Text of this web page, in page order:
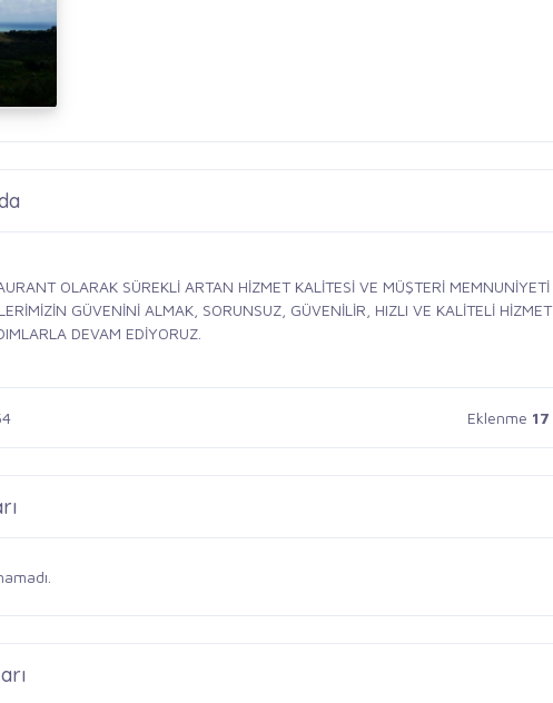
OLARAK SÜREKLİ ARTAN HİZMET KALİTESİ VE MÜŞTERİ
GÜVENİNİ ALMAK, SORUNSUZ, GÜVENİLİR, HIZLI VE KALİTELİ
DEVAM EDİYORUZ.
Eklenme 17